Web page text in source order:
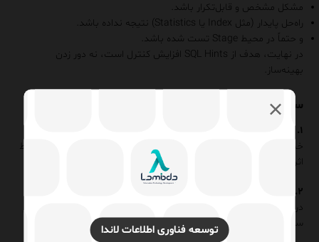
توسعه فناوری اطلاعات لاندا
مشکل مشخص و قابل‌تکرار باشد.
راه‌حل پایدار (مثل Index یا Statistics) نتیجه نداده باشد.
و حتماً در محیط Stage تست شده باشد.
در نهایت، هدف از SQL Hints افزایش کنترل است، نه دور زدن
بهینه‌ساز.
سوالات متداول (FAQ)
۱. آیا SQL Hints همیشه مؤثر هستند؟
خیر، اگر مشکل از آمار (Statistics) یا ساختار ایندکس باشد، Hints فقط
اثر موقتی دارند.
۲. چه زمانی نباید از NOLOCK استفاده کرد؟
در تراکنش‌های مالی، گزارش‌های حساس یا زمانی که دقت داده مهم‌تر از
سرعت است.